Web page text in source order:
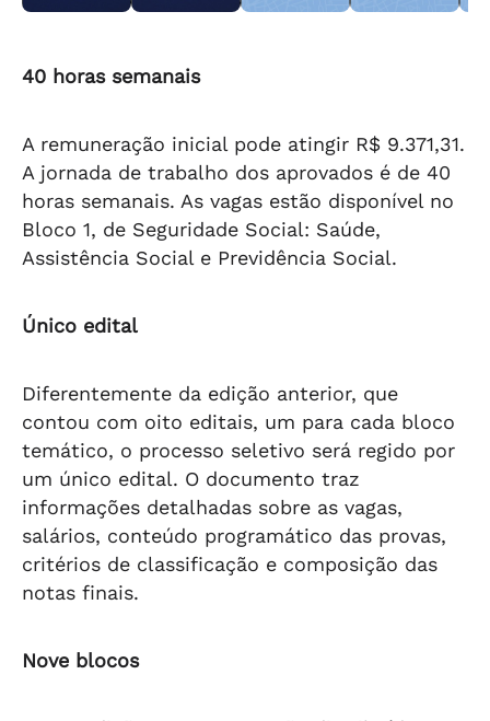
40 horas semanais
A remuneração inicial pode atingir R$ 9.371,31.
A jornada de trabalho dos aprovados é de 40
horas semanais. As vagas estão disponível no
Bloco 1, de Seguridade Social: Saúde,
Assistência Social e Previdência Social.
Único edital
Diferentemente da edição anterior, que
contou com oito editais, um para cada bloco
temático, o processo seletivo será regido por
um único edital. O documento traz
informações detalhadas sobre as vagas,
salários, conteúdo programático das provas,
critérios de classificação e composição das
notas finais.
Nove blocos